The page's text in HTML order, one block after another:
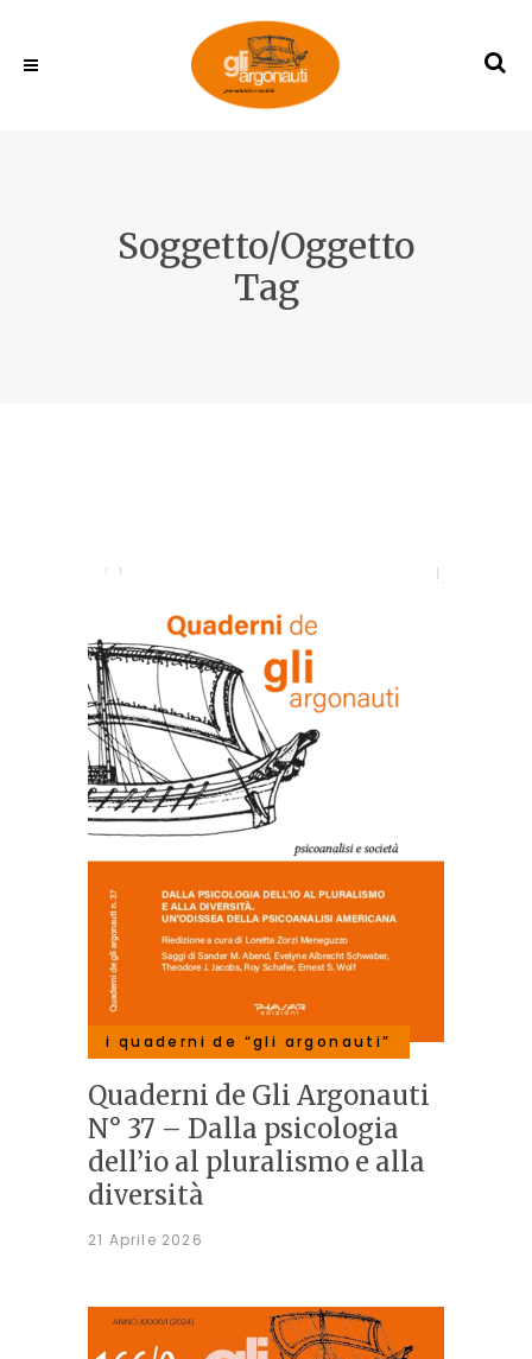
Soggetto/Oggetto
Tag
i quaderni de “gli argonauti”
Quaderni de Gli Argonauti
N° 37 – Dalla psicologia
dell’io al pluralismo e alla
diversità
21 Aprile 2026